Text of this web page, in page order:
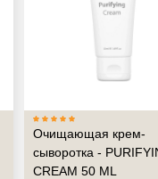
Очищающая крем-
сыворотка -
CREAM 50 ML